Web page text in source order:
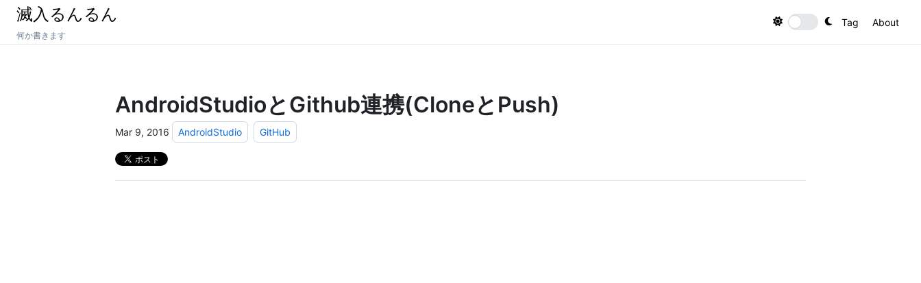
滅入るんるん
何か書きます
Toggle theme
Tag About
AndroidStudioとGithub連携(CloneとPush)
Mar 9, 2016 AndroidStudio GitHub